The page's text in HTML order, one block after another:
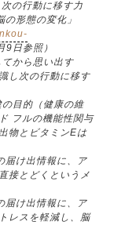
の行動に移す力
形態の変化」
9日参照）
から思い出す
し次の行動に移す
目的（健康の維
フルの機能性関与
物とビタミンEは
届け出情報に、ア
接とどくというメ
届け出情報に、ア
レスを軽減し、脳